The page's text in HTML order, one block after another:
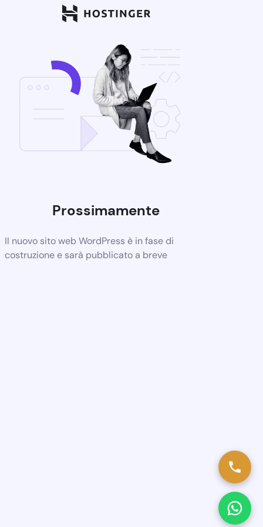
Prossimamente
Il nuovo sito web WordPress è in fase di
costruzione e sarà pubblicato a breve